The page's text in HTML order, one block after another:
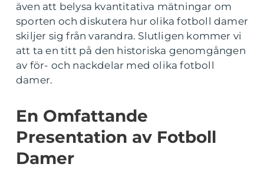
även att belysa kvantitativa mätningar om
sporten och diskutera hur olika fotboll damer
skiljer sig från varandra. Slutligen kommer vi
att ta en titt på den historiska genomgången
av för- och nackdelar med olika fotboll
damer.
En Omfattande
Presentation av Fotboll
Damer